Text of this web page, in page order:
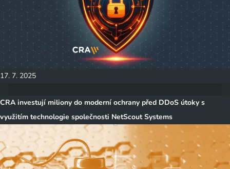
17. 7. 2025
CRA investují miliony do moderní ochrany před DDoS útoky s
využitím technologie společnosti NetScout Systems